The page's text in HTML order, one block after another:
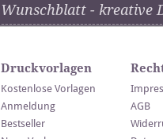
Wunschblatt - kreative
Druckvorlagen
Kostenlose Vorlagen
Anmeldung
Bestseller
AGB